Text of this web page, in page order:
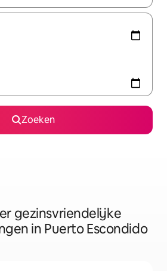
Zoeken
gezinsvriendelijke
in Puerto Escondido